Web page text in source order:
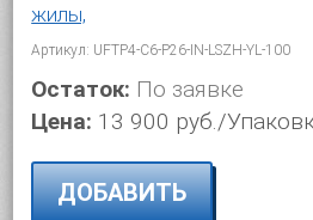
жилы,
Артикул: UFTP4-C6-P26-IN-LSZH-YL-100
Остаток: По заявке
Цена: 13 900 руб./
ДОБАВИТЬ